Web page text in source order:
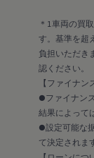
ロイヤ
認定中古車
＊1車両の買
す。基準を超
負担いただき
認ください。
【ファイナン
●ファイナン
結果によって
●設定可能な
て決定されま